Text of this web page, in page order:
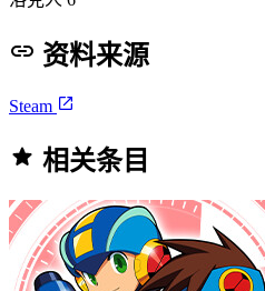
资料来源
Steam
相关条目